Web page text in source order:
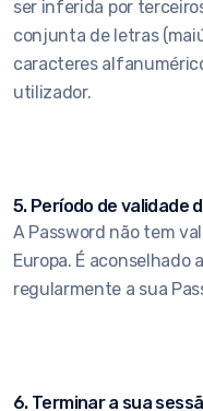
ser inferida por
conjunta de letras
caracteres
utilizador.
5. Período de validade
A Password não tem
Europa. É
regularmente a sua
6. Terminar a sua